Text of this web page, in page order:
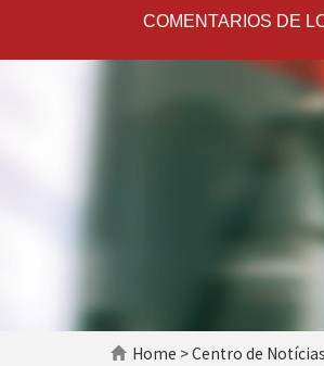
COMENTARIOS DE
Home >Centro de Notícias